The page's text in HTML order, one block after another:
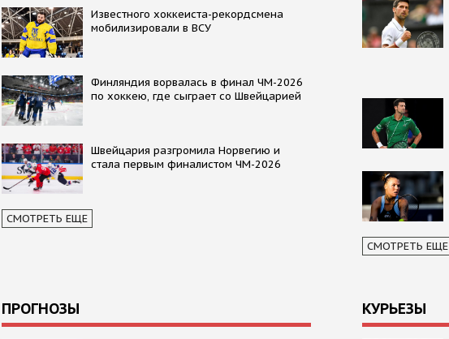
Известного хоккеиста-рекордсмена
мобилизировали в ВСУ
Финляндия ворвалась в финал ЧМ-2026
по хоккею, где сыграет со Швейцарией
Швейцария разгромила Норвегию и
стала первым финалистом ЧМ-2026
СМОТРЕТЬ ЕЩЕ
СМОТРЕТЬ ЕЩЕ
ПРОГНОЗЫ КУРЬЕЗЫ